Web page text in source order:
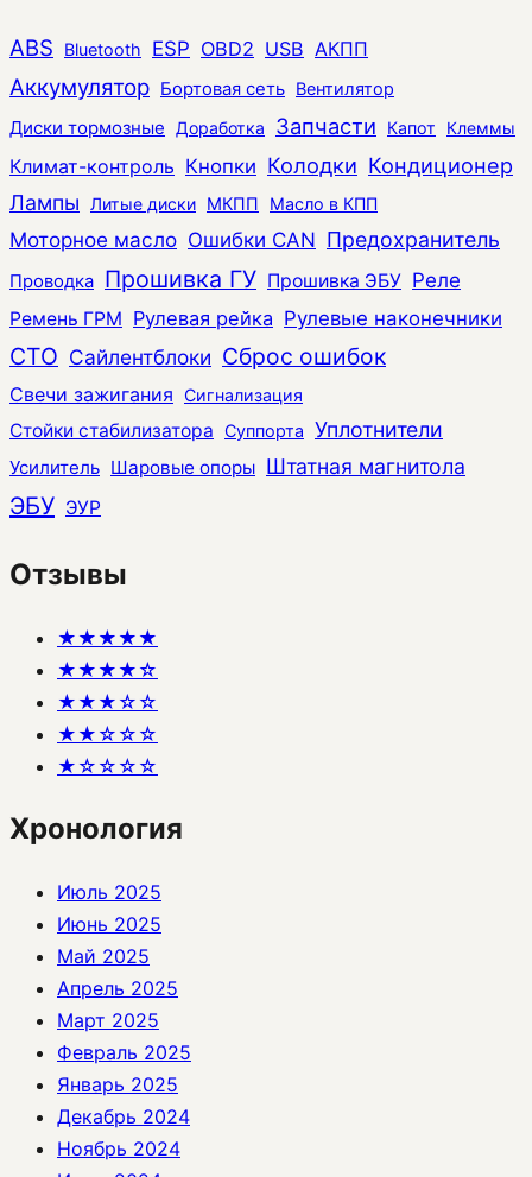
ABS Bluetooth ESP OBD2 USB АКПП
Аккумулятор Бортовая сеть Вентилятор
Диски тормозные Доработка Запчасти Капот Клеммы
Климат-контроль Кнопки Колодки Кондиционер
Лампы Литые диски МКПП Масло в КПП
Моторное масло Ошибки CAN Предохранитель
Проводка Прошивка ГУ Прошивка ЭБУ Реле
Ремень ГРМ Рулевая рейка Рулевые наконечники
СТО Сайлентблоки Сброс ошибок
Свечи зажигания Сигнализация
Стойки стабилизатора Суппорта Уплотнители
Усилитель Шаровые опоры Штатная магнитола
ЭБУ ЭУР
Отзывы
★★★★★
★★★★☆
★★★☆☆
★★☆☆☆
★☆☆☆☆
Хронология
Июль 2025
Июнь 2025
Май 2025
Апрель 2025
Март 2025
Февраль 2025
Январь 2025
Декабрь 2024
Ноябрь 2024